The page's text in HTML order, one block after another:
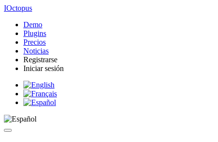
IOctopus
Demo
Plugins
Precios
Noticias
Registrarse
Iniciar sesión